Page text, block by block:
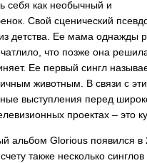
себя как необычный и
Свой сценический
детства. Ее мама однажды
что позже она
Ее первый сингл
животным. В связи с
выступления перед
проектах – это
альбом Glorious появился в
также несколько